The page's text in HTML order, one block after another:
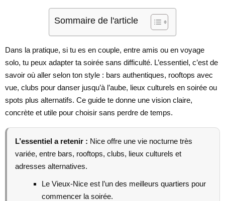
Sommaire de l'article
Dans la pratique, si tu es en couple, entre amis ou en voyage
solo, tu peux adapter ta soirée sans difficulté. L’essentiel, c’est de
savoir où aller selon ton style : bars authentiques, rooftops avec
vue, clubs pour danser jusqu’à l’aube, lieux culturels en soirée ou
spots plus alternatifs. Ce guide te donne une vision claire,
concrète et utile pour choisir sans perdre de temps.
L’essentiel a retenir : Nice offre une vie nocturne très
variée, entre bars, rooftops, clubs, lieux culturels et
adresses alternatives.
Le Vieux-Nice est l’un des meilleurs quartiers pour
commencer la soirée.